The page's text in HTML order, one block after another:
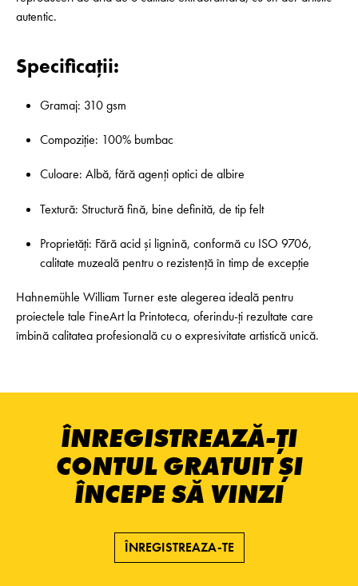
autentic.
Specificații:
Gramaj: 310 gsm
Compoziție: 100% bumbac
Culoare: Albă, fără agenți optici de albire
Textură: Structură fină, bine definită, de tip felt
Proprietăți: Fără acid și lignină, conformă cu ISO 9706,
calitate muzeală pentru o rezistență în timp de excepție
Hahnemühle William Turner este alegerea ideală pentru
proiectele tale FineArt la Printoteca, oferindu-ți rezultate care
îmbină calitatea profesională cu o expresivitate artistică unică.
ÎNREGISTREAZĂ-ȚI
CONTUL GRATUIT ȘI
ÎNCEPE SĂ VINZI
ÎNREGISTREAZA-TE